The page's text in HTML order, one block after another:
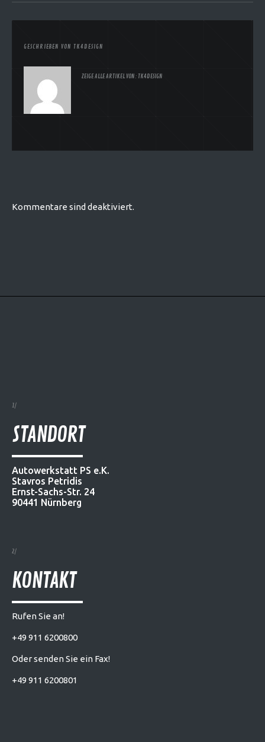
GESCHRIEBEN VON TK4DESIGN
ZEIGE ALLE ARTIKEL VON: TK4DESIGN
Kommentare sind deaktiviert.
STANDORT
Autowerkstatt PS e.K.
Stavros Petridis
Ernst-Sachs-Str. 24
90441 Nürnberg
KONTAKT
Rufen Sie an!
+49 911 6200800
Oder senden Sie ein Fax!
+49 911 6200801